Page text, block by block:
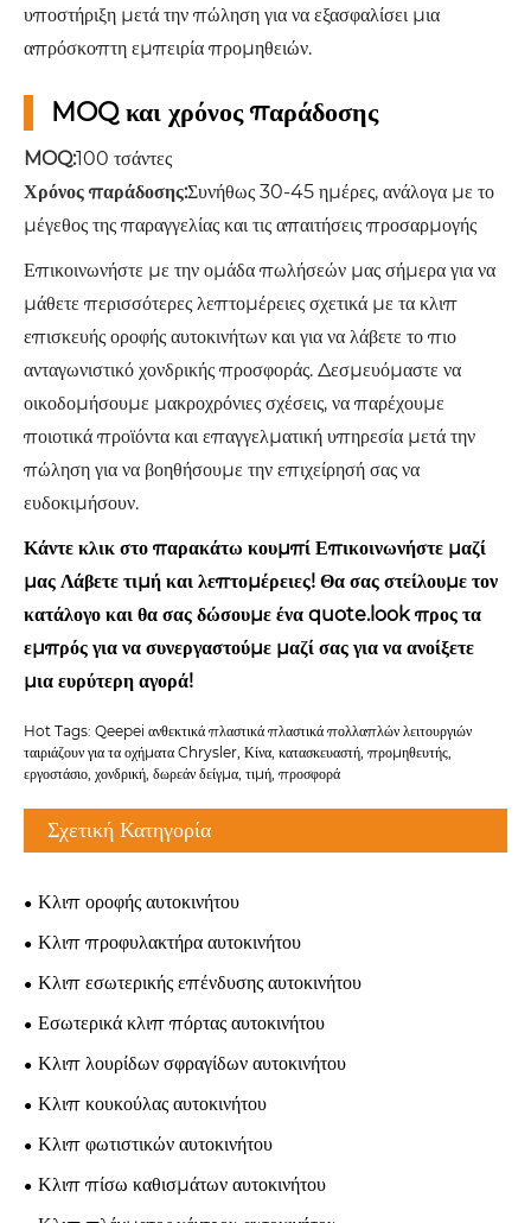
υποστήριξη μετά την πώληση για να εξασφαλίσει μια
απρόσκοπτη εμπειρία προμηθειών.
MOQ και χρόνος παράδοσης
MOQ:100 τσάντες
Χρόνος παράδοσης:Συνήθως 30-45 ημέρες, ανάλογα με το
μέγεθος της παραγγελίας και τις απαιτήσεις προσαρμογής
Επικοινωνήστε με την ομάδα πωλήσεών μας σήμερα για να
μάθετε περισσότερες λεπτομέρειες σχετικά με τα κλιπ
επισκευής οροφής αυτοκινήτων και για να λάβετε το πιο
ανταγωνιστικό χονδρικής προσφοράς. Δεσμευόμαστε να
οικοδομήσουμε μακροχρόνιες σχέσεις, να παρέχουμε
ποιοτικά προϊόντα και επαγγελματική υπηρεσία μετά την
πώληση για να βοηθήσουμε την επιχείρησή σας να
ευδοκιμήσουν.
Κάντε κλικ στο παρακάτω κουμπί Επικοινωνήστε μαζί
μας Λάβετε τιμή και λεπτομέρειες! Θα σας στείλουμε τον
κατάλογο και θα σας δώσουμε ένα quote.look προς τα
εμπρός για να συνεργαστούμε μαζί σας για να ανοίξετε
μια ευρύτερη αγορά!
Hot Tags: Qeepei ανθεκτικά πλαστικά πλαστικά πολλαπλών λειτουργιών
ταιριάζουν για τα οχήματα Chrysler, Κίνα, κατασκευαστή, προμηθευτής,
εργοστάσιο, χονδρική, δωρεάν δείγμα, τιμή, προσφορά
Σχετική Κατηγορία
Κλιπ οροφής αυτοκινήτου
Κλιπ προφυλακτήρα αυτοκινήτου
Κλιπ εσωτερικής επένδυσης αυτοκινήτου
Εσωτερικά κλιπ πόρτας αυτοκινήτου
Κλιπ λουρίδων σφραγίδων αυτοκινήτου
Κλιπ κουκούλας αυτοκινήτου
Κλιπ φωτιστικών αυτοκινήτου
Κλιπ πίσω καθισμάτων αυτοκινήτου